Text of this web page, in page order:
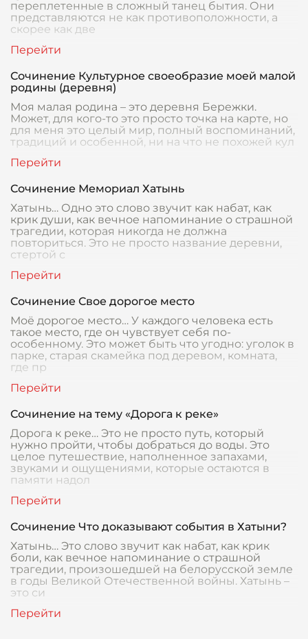
переплетенные в сложный танец бытия. Они
представляются не как противоположности, а
скорее как две
Сочинение Культурное своеобразие моей малой
родины (деревня)
Моя малая родина – это деревня Бережки.
Может, для кого-то это просто точка на карте, но
для меня это целый мир, полный воспоминаний,
традиций и особенной, ни на что не похожей кул
Сочинение Мемориал Хатынь
Хатынь… Одно это слово звучит как набат, как
крик души, как вечное напоминание о страшной
трагедии, которая никогда не должна
повториться. Это не просто название деревни,
стертой с
Сочинение Свое дорогое место
Моё дорогое место… У каждого человека есть
такое место, где он чувствует себя по-
особенному. Это может быть что угодно: уголок в
парке, старая скамейка под деревом, комната,
где пр
Сочинение на тему «Дорога к реке»
Дорога к реке… Это не просто путь, который
нужно пройти, чтобы добраться до воды. Это
целое путешествие, наполненное запахами,
звуками и ощущениями, которые остаются в
памяти надол
Сочинение Что доказывают события в Хатыни?
Хатынь… Это слово звучит как набат, как крик
боли, как вечное напоминание о страшной
трагедии, произошедшей на белорусской земле
в годы Великой Отечественной войны. Хатынь –
это си